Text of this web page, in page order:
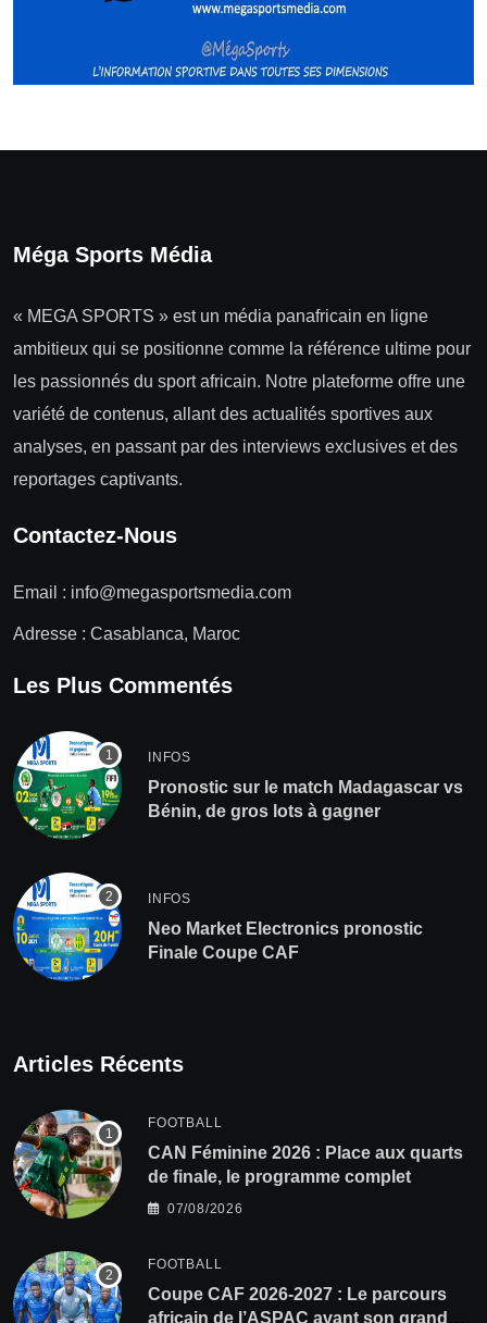
Méga Sports Média
« MEGA SPORTS » est un média panafricain en ligne
ambitieux qui se positionne comme la référence ultime pour
les passionnés du sport africain. Notre plateforme offre une
variété de contenus, allant des actualités sportives aux
analyses, en passant par des interviews exclusives et des
reportages captivants.
Contactez-Nous
Email : info@megasportsmedia.com
Adresse : Casablanca, Maroc
Les Plus Commentés
INFOS
Pronostic sur le match Madagascar vs
Bénin, de gros lots à gagner
INFOS
Neo Market Electronics pronostic
Finale Coupe CAF
Articles Récents
FOOTBALL
CAN Féminine 2026 : Place aux quarts
de finale, le programme complet
07/08/2026
FOOTBALL
Coupe CAF 2026-2027 : Le parcours
africain de l’ASPAC avant son grand